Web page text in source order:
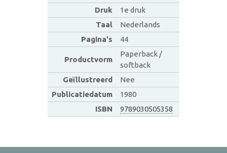
Druk
1e druk
Taal
Nederlands
Pagina's
44
Productvorm
Paperback /
softback
Geïllustreerd
Nee
Publicatiedatum
1980
ISBN
9789030505358